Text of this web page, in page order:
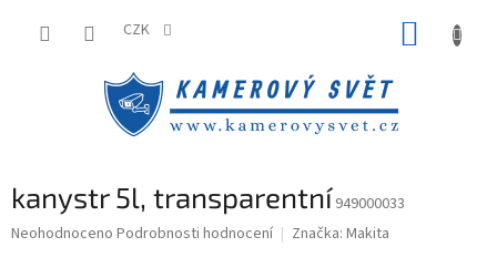
CZK
kanystr 5l, transparentní 949000033
Průměrné
Neohodnoceno Podrobnosti hodnocení Značka: Makita